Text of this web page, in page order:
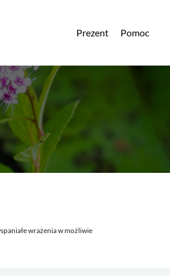
Prezent Pomoc
wrażenia w możliwie